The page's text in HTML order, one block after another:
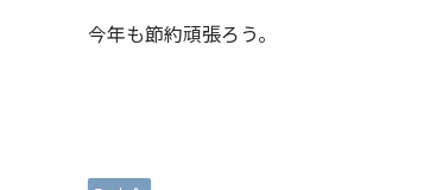
今年も節約頑張ろう。